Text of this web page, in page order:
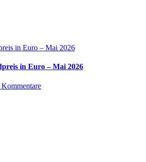
in Euro – Mai 2026
in Euro – Mai 2026
Kommentare